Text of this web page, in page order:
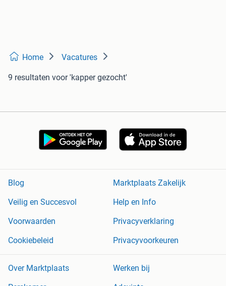
Home Vacatures
9 resultaten voor 'kapper gezocht'
Blog
Marktplaats Zakelijk
Veilig en Succesvol
Help en Info
Voorwaarden
Privacyverklaring
Cookiebeleid
Privacyvoorkeuren
Over Marktplaats
Werken bij